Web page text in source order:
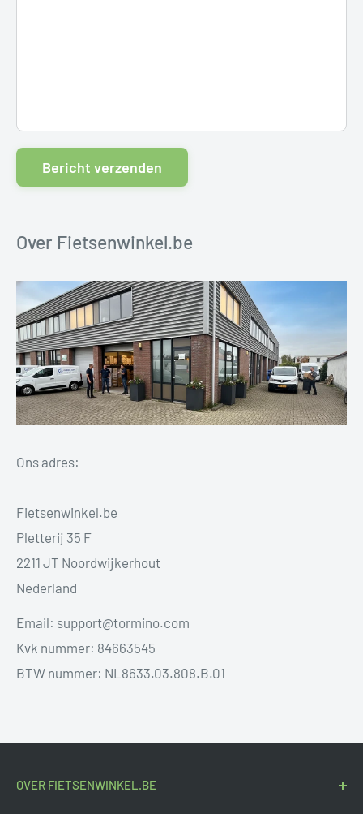
Bericht verzenden
Over Fietsenwinkel.be
Ons adres:
Fietsenwinkel.be
Pletterij 35 F
2211 JT Noordwijkerhout
Nederland
Email: support@tormino.com
Kvk nummer: 84663545
BTW nummer: NL8633.03.808.B.01
OVER FIETSENWINKEL.BE